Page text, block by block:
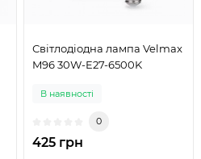
Світлодіодна лампа Velmax
M96 30W-E27-6500K
В наявності
0
425 грн